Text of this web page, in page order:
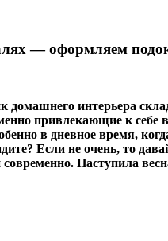
— оформляем
домашнего интерьера
привлекающие к
в дневное время,
Если не очень, то
современно. Наступила